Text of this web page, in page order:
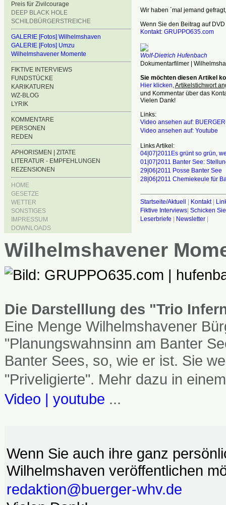
Preis für Zivilcourage
DEEP BLACK HOLE
SCHILDBÜRGERSTREICHE
GALERIE [Fotos] Wilhelmshaven
GALERIE [Fotos] Umzu
Wilhelmshavener Momente
FIKTIVE INTERVIEWS
FUNDSTÜCKE
KARIKATUREN
WZ-BLOG
LYRIK
KOMMENTARE
PERSONEN
REDEN
APHORISMEN | ZITATE
LITERATUR - EMPFEHLUNGEN
REZENSIONEN
HOME
GESETZE
WETTER
SONSTIGES
IMPRESSUM
DOWNLOADS
Wir haben ´mal jemand
Wenn Sie den Beitrag auf
Kontakt: GRUPPO635.com
Wolf-Dietrich Hufenbach
Dokumentarfilmer |
Sie möchten diesen Artikel
Hier klicken,Artikelstichwort
und Kommentar über das
Vielen Dank!
Links:
Video ansehen auf:
Video ansehen auf: Youtube
Links Artikel:
04|07|2011Es grünt so grün,
01|07|2011 Banter See:
29|06|2011 Posse Banter See
28|06|2011 Chemiekeule für
Startseite/Aktuell | Kontakt|
Fiktive Interviews| Schicken
Leserbriefe | Newsletter|
Wilhelmshavener
Die Darstelllung des "Trio
Eine Menge Wilhelmshavener
"Planungswahnsinn am Banter
Banter Sees, so, wie er ist. Sie
"Priveligierte". Mehr dazu in
Video | youtube ...
Wenn Sie auch ihre ganz
Wilhelmshaven veröffentlichen
redaktion@buerger-whv.de